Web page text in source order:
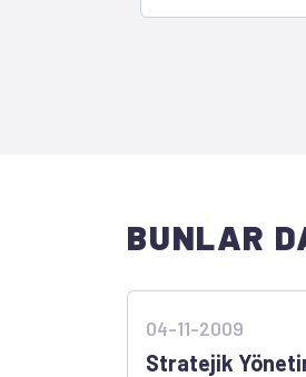
BUNLAR
04-11-2009
Stratejik